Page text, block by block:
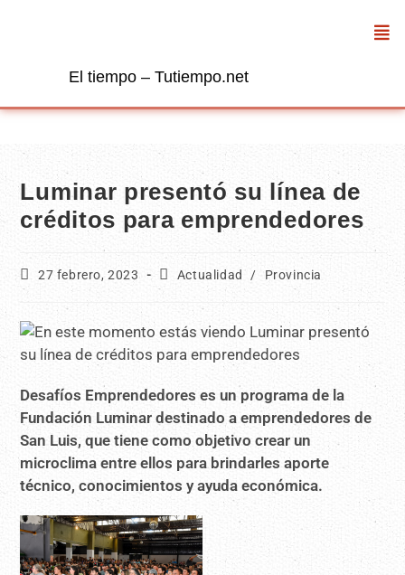
El tiempo – Tutiempo.net
Luminar presentó su línea de
créditos para emprendedores
27 febrero, 2023 Actualidad / Provincia
Desafíos Emprendedores es un programa de la
Fundación Luminar destinado a emprendedores de
San Luis, que tiene como objetivo crear un
microclima entre ellos para brindarles aporte
técnico, conocimientos y ayuda económica.